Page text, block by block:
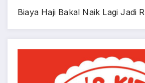
Biaya Haji Bakal Naik Lagi Jadi